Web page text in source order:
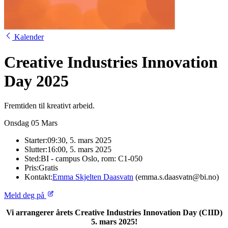
Kalender
Creative Industries Innovation
Day 2025
Fremtiden til kreativt arbeid.
Onsdag 05 Mars
Starter:09:30, 5. mars 2025
Slutter:16:00, 5. mars 2025
Sted:BI - campus Oslo, rom: C1-050
Pris:Gratis
Kontakt:Emma Skjelten Daasvatn (emma.s.daasvatn@bi.no)
Meld deg på
Vi arrangerer årets Creative Industries Innovation Day (CIID)
5. mars 2025!